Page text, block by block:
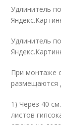
Удлинитель
Удлинитель
При монтаже
размещаются
1) Через 40
листов